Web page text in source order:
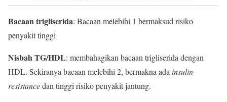
Bacaan trigliserida: Bacaan melebihi 1 bermaksud risiko
penyakit tinggi
Nisbah TG/HDL: membahagikan bacaan trigliserida dengan
HDL. Sekiranya bacaan melebihi 2, bermakna ada insulin
resistancedan tinggi risiko penyakit jantung.